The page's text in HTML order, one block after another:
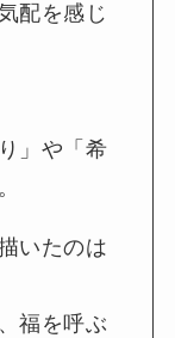
配を感じ
」や「希
いたのは
福を呼ぶ